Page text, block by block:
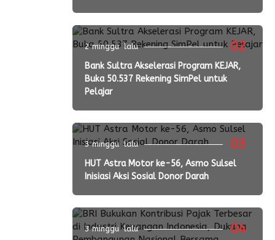
02
2 minggu lalu
Bank Sultra Akselerasi Program KEJAR,
Buka 50.537 Rekening SimPel untuk
Pelajar
03
3 minggu lalu
HUT Astra Motor ke-56, Asmo Sulsel
Inisiasi Aksi Sosial Donor Darah
04
3 minggu lalu